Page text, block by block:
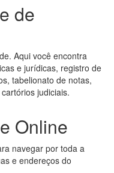
de
Aqui você encontra
e jurídicas, registro de
tabelionato de notas,
judiciais.
Online
navegar por toda a
e endereços do